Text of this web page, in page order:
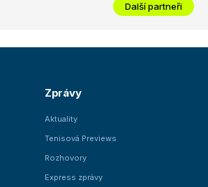
Další partneři
Zprávy
Aktuality
Tenisová Previews
Rozhovory
Express zprávy